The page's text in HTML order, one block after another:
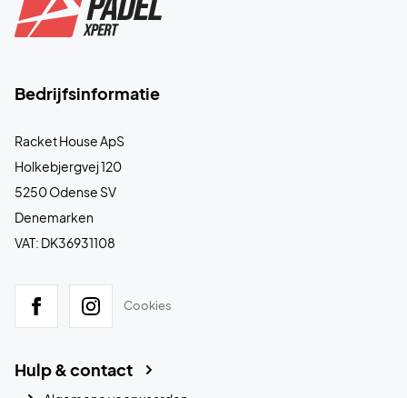
Bedrijfsinformatie
Racket House ApS
Holkebjergvej 120
5250 Odense SV
Denemarken
VAT: DK36931108
Cookies
Hulp & contact